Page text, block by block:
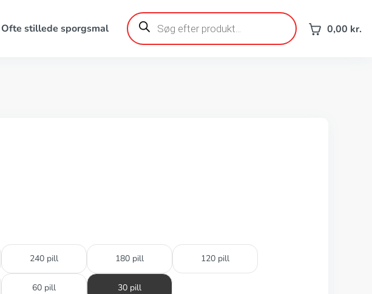
Ofte stillede sporgsmal
Products
search 0,00 kr.
240 pill 180 pill 120 pill
60 pill 30 pill